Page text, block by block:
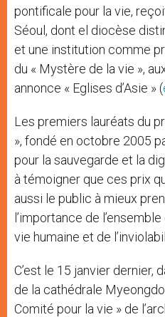
pontificale pour la vie,
Séoul, dont el diocèse
et une institution comme
du « Mystère de la vie »,
annonce « Eglises d’Asie » (
Les premiers lauréats du
», fondé en octobre 2005
pour la sauvegarde et la
à témoigner que ces prix
aussi le public à mieux
l’importance de
vie humaine et de
C’est le 15 janvier dernier,
de la cathédrale
Comité pour la vie » de